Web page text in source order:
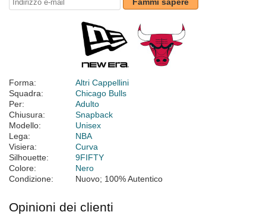
Fammi sapere
Forma:
Altri Cappellini
Squadra:
Chicago Bulls
Per:
Adulto
Chiusura:
Snapback
Modello:
Unisex
Lega:
NBA
Visiera:
Curva
Silhouette:
9FIFTY
Colore:
Nero
Condizione:
Nuovo; 100% Autentico
Opinioni dei clienti